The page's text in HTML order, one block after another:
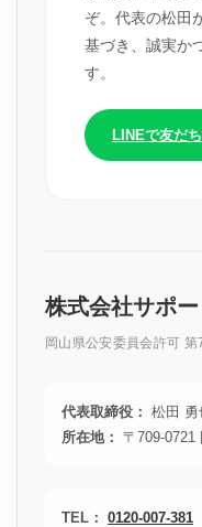
ぞ。代表の松田
基づき、誠実か
す。
LINEで友だ
株式会社サポ
岡山県公安委員会許可
代表取締役： 松田 勇
所在地：
〒709-0721
TEL： 0120-007-381